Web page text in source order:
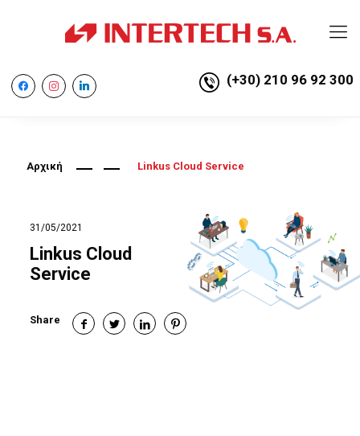
facebookinstagramlinkedin (+30) 210 96 92 300
Αρχική Linkus Cloud Service
31/05/2021
Linkus Cloud
Service
Share